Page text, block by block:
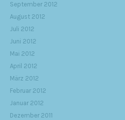
September 2012
August 2012
Juli 2012
Juni 2012
Mai 2012
April 2012
März 2012
Februar 2012
Januar 2012
Dezember 2011